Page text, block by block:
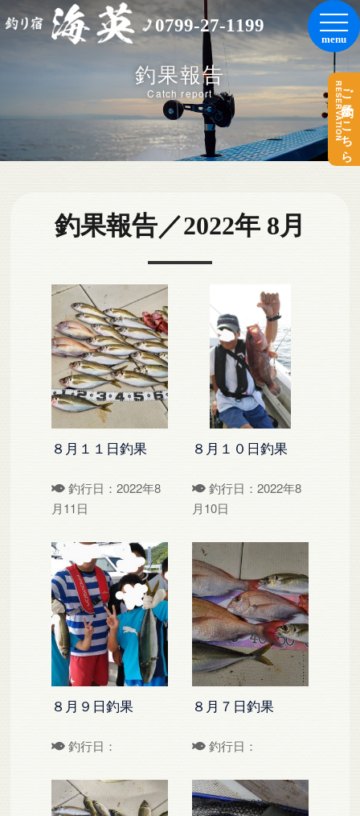
0799-27-1199
ご予約はこちら
RESERVATION
釣果報告
Catch report
釣果報告／2022年 8月
８月１１日釣果
釣行日：2022年8
月11日
８月１０日釣果
釣行日：2022年8
月10日
８月９日釣果
釣行日：
８月７日釣果
釣行日：